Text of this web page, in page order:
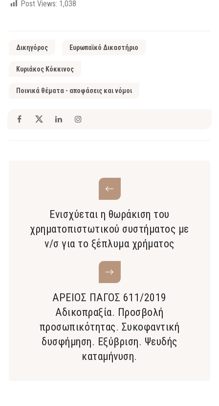
Post Views: 1,038
Δικηγόρος Ευρωπαϊκό Δικαστήριο
Κυριάκος Κόκκινος
Ποινικά θέματα - αποφάσεις και νόμοι
Ενισχύεται η θωράκιση του
χρηματοπιστωτικού συστήματος με
ν/σ για το ξέπλυμα χρήματος
ΑΡΕΙΟΣ ΠΑΓΟΣ 611/2019
Αδικοπραξία. Προσβολή
προσωπικότητας. Συκοφαντική
δυσφήμηση. Εξύβριση. Ψευδής
καταμήνυση.